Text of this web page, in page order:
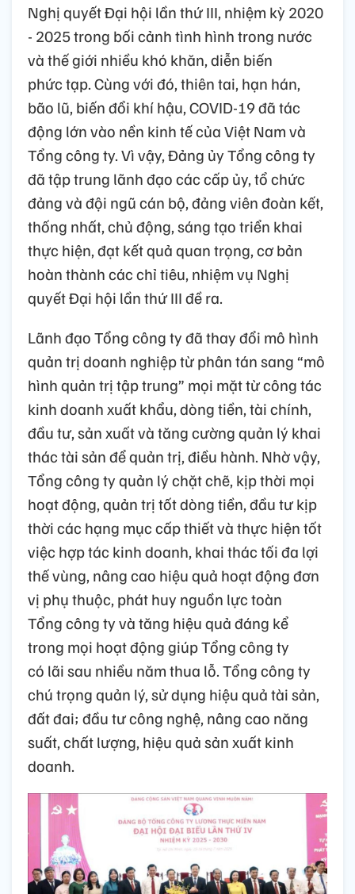
Nghị quyết Đại hội lần thứ III, nhiệm kỳ 2020
- 2025 trong bối cảnh tình hình trong nước
và thế giới nhiều khó khăn, diễn biến
phức tạp. Cùng với đó, thiên tai, hạn hán,
bão lũ, biến đổi khí hậu, COVID-19 đã tác
động lớn vào nền kinh tế của Việt Nam và
Tổng công ty. Vì vậy, Đảng ủy Tổng công ty
đã tập trung lãnh đạo các cấp ủy, tổ chức
đảng và đội ngũ cán bộ, đảng viên đoàn kết,
thống nhất, chủ động, sáng tạo triển khai
thực hiện, đạt kết quả quan trọng, cơ bản
hoàn thành các chỉ tiêu, nhiệm vụ Nghị
quyết Đại hội lần thứ III đề ra.
Lãnh đạo Tổng công ty đã thay đổi mô hình
quản trị doanh nghiệp từ phân tán sang “mô
hình quản trị tập trung” mọi mặt từ công tác
kinh doanh xuất khẩu, dòng tiền, tài chính,
đầu tư, sản xuất và tăng cường quản lý khai
thác tài sản để quản trị, điều hành. Nhờ vậy,
Tổng công ty quản lý chặt chẽ, kịp thời mọi
hoạt động, quản trị tốt dòng tiền, đầu tư kịp
thời các hạng mục cấp thiết và thực hiện tốt
việc hợp tác kinh doanh, khai thác tối đa lợi
thế vùng, nâng cao hiệu quả hoạt động đơn
vị phụ thuộc, phát huy nguồn lực toàn
Tổng công ty và tăng hiệu quả đáng kể
trong mọi hoạt động giúp Tổng công ty
có lãi sau nhiều năm thua lỗ. Tổng công ty
chú trọng quản lý, sử dụng hiệu quả tài sản,
đất đai; đầu tư công nghệ, nâng cao năng
suất, chất lượng, hiệu quả sản xuất kinh
doanh.